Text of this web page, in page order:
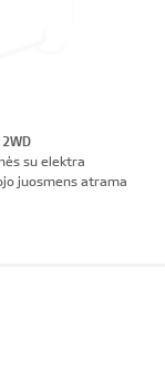
su elektra
juosmens atrama